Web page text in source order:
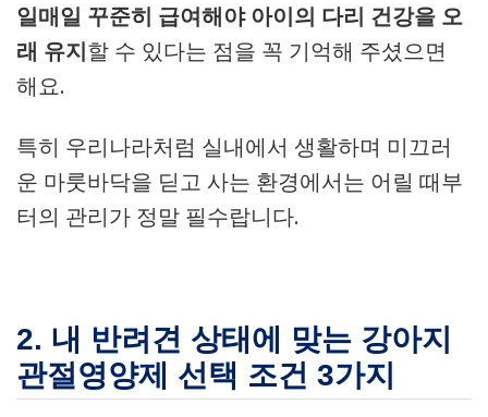
일매일 꾸준히 급여해야 아이의 다리 건강을 오
래 유지할 수 있다는 점을 꼭 기억해 주셨으면
해요.
특히 우리나라처럼 실내에서 생활하며 미끄러
운 마룻바닥을 딛고 사는 환경에서는 어릴 때부
터의 관리가 정말 필수랍니다.
2. 내 반려견 상태에 맞는 강아지
관절영양제 선택 조건 3가지